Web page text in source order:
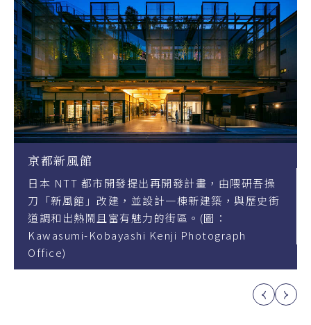
市開發提出再開發計畫，由隈研吾操
」改建，並設計一棟新建築，與歷史街
鬧且富有魅力的街區。(圖：
Kobayashi Kenji Photograph
前身為建於
巧手整修之下
的唐長文樣「